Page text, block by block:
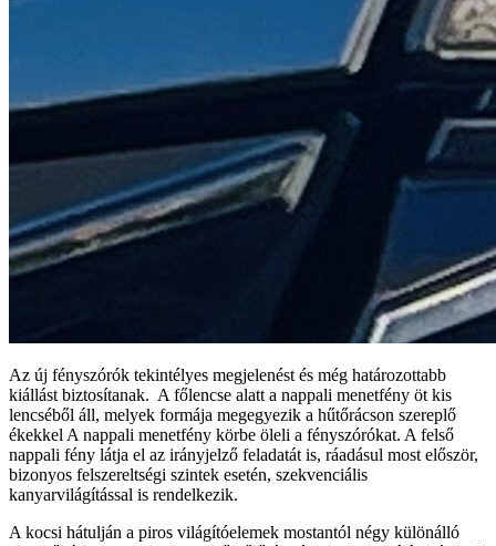
Az új fényszórók tekintélyes megjelenést és még határozottabb
kiállást biztosítanak. A főlencse alatt a nappali menetfény öt kis
lencséből áll, melyek formája megegyezik a hűtőrácson szereplő
ékekkel A nappali menetfény körbe öleli a fényszórókat. A felső
nappali fény látja el az irányjelző feladatát is, ráadásul most először,
bizonyos felszereltségi szintek esetén, szekvenciális
kanyarvilágítással is rendelkezik.
A kocsi hátulján a piros világítóelemek mostantól négy különálló